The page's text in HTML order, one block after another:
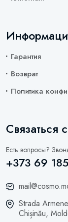
Гарантия
Возврат
Политика
Связаться
Есть вопросы?
+373 69
Strada
Chișinău,